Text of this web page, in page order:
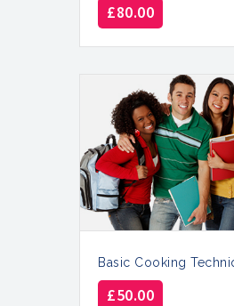
£80.00
Basic Cooking
£50.00